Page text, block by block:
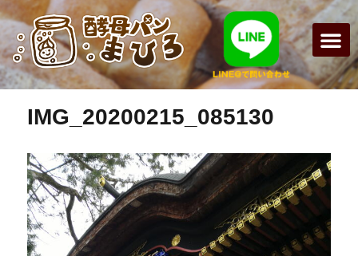
前の画像 次の画像
IMG_20200215_085130